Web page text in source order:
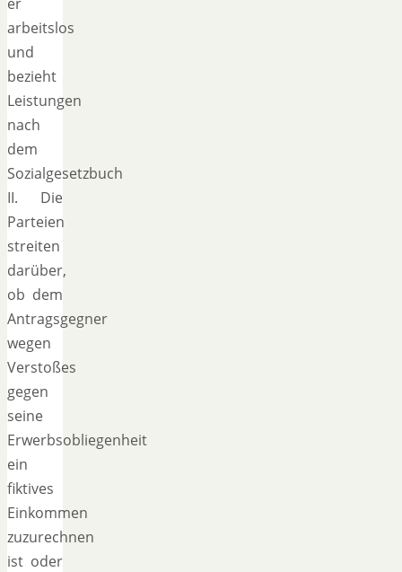
arbeitslos
und
bezieht
Leistungen
nach
dem
Sozialgesetzbuch
II. Die
Parteien
streiten
darüber,
ob dem
Antragsgegner
wegen
Verstoßes
gegen
seine
Erwerbsobliegenheit
ein
fiktives
Einkommen
zuzurechnen
ist oder